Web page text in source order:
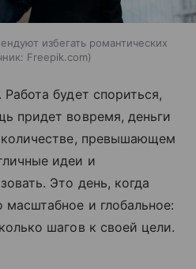
избегать романтических
Freepik.com
будет спориться,
придет вовремя, деньги
превышающем
идеи и
Это день, когда
и глобальное:
шагов к своей цели.